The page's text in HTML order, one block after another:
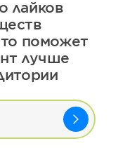
лайков
поможет
лучше